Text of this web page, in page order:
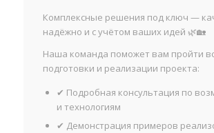
Комплексные решения под ключ —
надёжно и с учётом ваших идей 🌿🏡
Наша команда поможет вам пройти
подготовки и реализации проекта:
✔ Подробная консультация по
и технологиям
✔ Демонстрация примеров